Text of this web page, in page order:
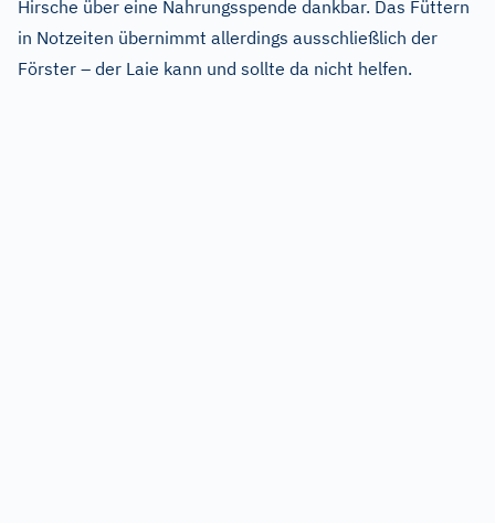
Hirsche über eine Nahrungsspende dankbar. Das Füttern
in Notzeiten übernimmt allerdings ausschließlich der
Förster – der Laie kann und sollte da nicht helfen.